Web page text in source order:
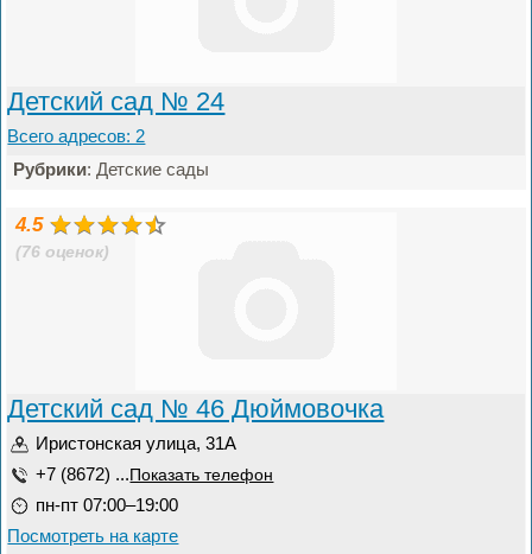
Детский сад № 24
Всего адресов: 2
Рубрики: Детские сады
4.5
(76 оценок)
Детский сад № 46 Дюймовочка
Иристонская улица, 31А
+7 (8672) ... Показать телефон
пн-пт 07:00–19:00
Посмотреть на карте